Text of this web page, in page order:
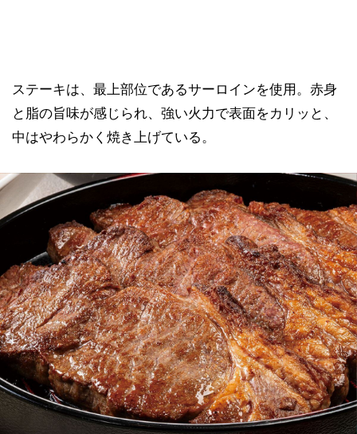
ステーキは、最上部位であるサーロインを使用。赤身
と脂の旨味が感じられ、強い火力で表面をカリッと、
中はやわらかく焼き上げている。